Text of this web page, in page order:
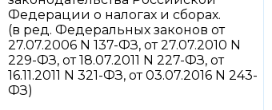
Федерации о налогах и сборах.
(в ред. Федеральных законов от
27.07.2006 N 137-ФЗ, от 27.07.2010 N
229-ФЗ, от 18.07.2011 N 227-ФЗ, от
16.11.2011 N 321-ФЗ, от 03.07.2016 N 243-
ФЗ)